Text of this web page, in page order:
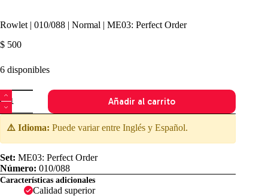
Rowlet | 010/088 | Normal | ME03: Perfect Order
$ 500
6 disponibles
Rowlet
|
010/088
|
ME03:
Perfect
Order
cantidad
Añadir al carrito
⚠️ Idioma: Puede variar entre Inglés y Español.
Set: ME03: Perfect Order
Número: 010/088
Características adicionales
Calidad superior